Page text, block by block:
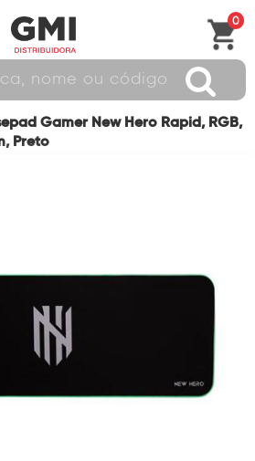
0
Gamer New Hero Rapid, RGB,
Preto